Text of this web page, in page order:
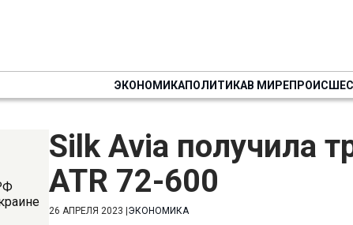
ЭКОНОМИКАПОЛИТИКАВ МИРЕ
Silk Avia получила
ATR 72-600
26 АПРЕЛЯ 2023 ЭКОНОМИКА